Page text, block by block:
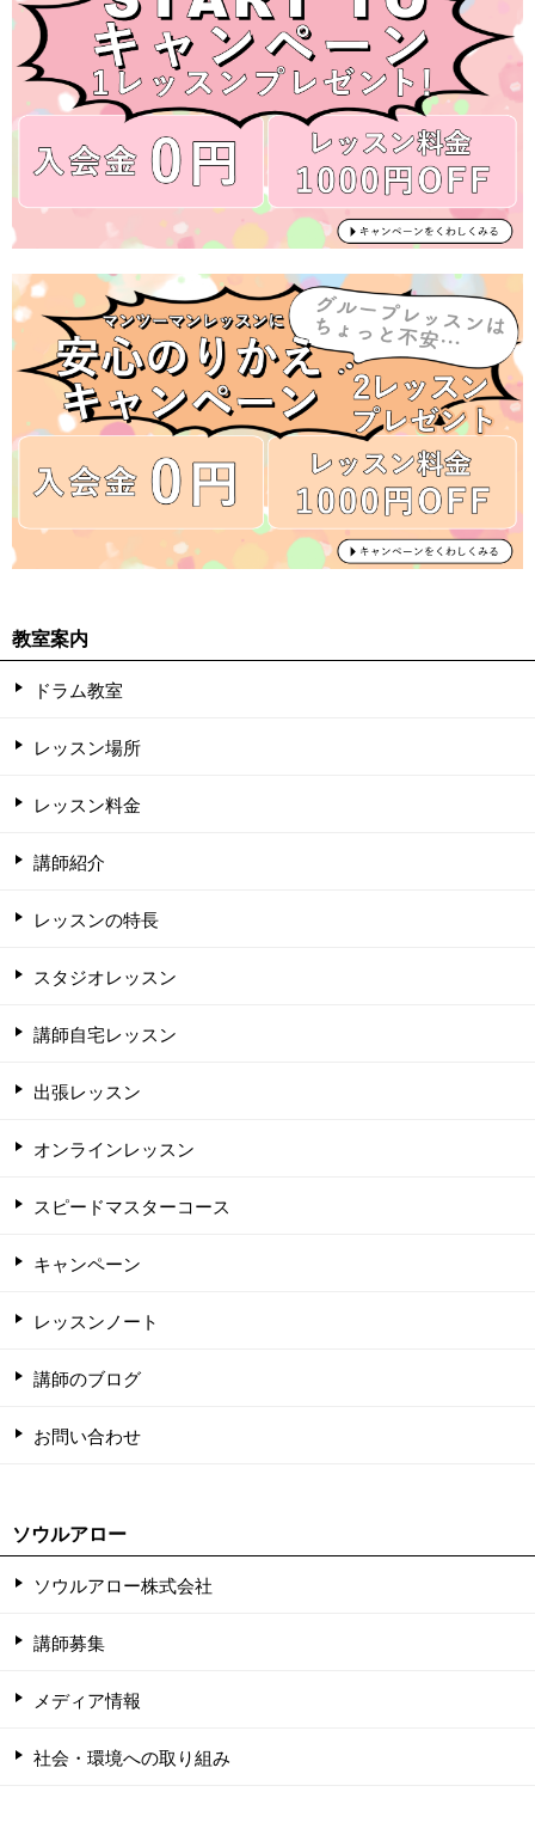
教室案内
ドラム教室
レッスン場所
レッスン料金
講師紹介
レッスンの特長
スタジオレッスン
講師自宅レッスン
出張レッスン
オンラインレッスン
スピードマスターコース
キャンペーン
レッスンノート
講師のブログ
お問い合わせ
ソウルアロー
ソウルアロー株式会社
講師募集
メディア情報
社会・環境への取り組み